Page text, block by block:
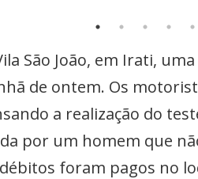
São João, em Irati,
de ontem. Os
a realização do
por um homem que
foram pagos no